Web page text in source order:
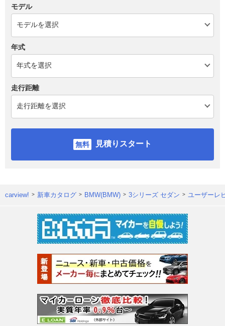
モデル
年式
走行距離
見積りスタート
carview! 新車カタログ BMW(BMW) 3シリーズ セダン ユーザーレ